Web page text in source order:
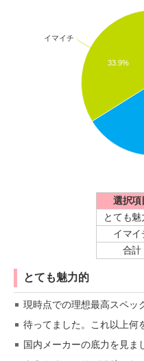
33.9%
イマイチ
選択項
とても魅
イマイ
合計
とても魅力的
現時点での理想最高スペッ
待ってました。これ以上何
国内メーカーの底力を見ま